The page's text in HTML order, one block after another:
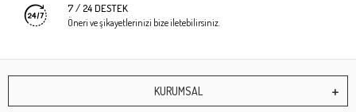
7 / 24 DESTEK
Öneri ve şikayetlerinizi bize iletebilirsiniz.
KURUMSAL